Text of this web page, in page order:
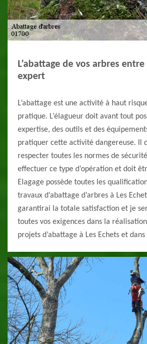
L’abattage de vos arbres
expert
L’abattage est une activité à haut
pratique. L’élagueur doit avant tout
expertise, des outils et des
pratiquer cette activité dangereuse. Il
respecter toutes les normes de
effectuer ce type d’opération et doit
Elagage possède toutes les
travaux d’abattage d’arbres à Les
garantirai la totale satisfaction et je
toutes vos exigences dans la
projets d’abattage à Les Echets et